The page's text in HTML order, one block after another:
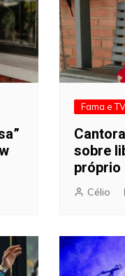
Fama e TV
sobre
próprio
Célio